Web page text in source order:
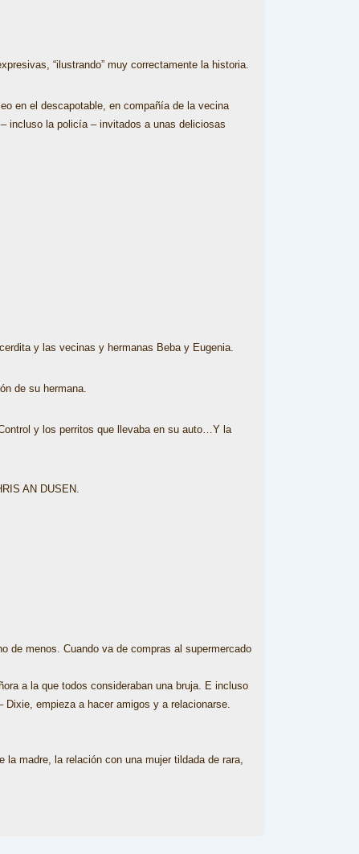
“ilustrando” muy correctamente la historia.
en el descapotable, en compañía de la vecina
incluso la policía – invitados a unas deliciosas
y las vecinas y hermanas Beba y Eugenia.
de su hermana.
y los perritos que llevaba en su auto…Y la
AN DUSEN.
de menos. Cuando va de compras al supermercado
a la que todos consideraban una bruja. E incluso
empieza a hacer amigos y a relacionarse.
la madre, la relación con una mujer tildada de rara,